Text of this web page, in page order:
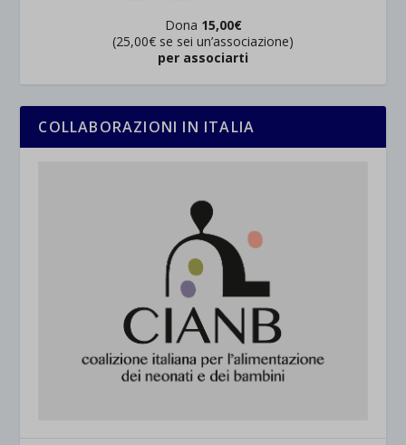
Dona 15,00€
(25,00€ se sei un’associazione)
per associarti
COLLABORAZIONI IN ITALIA